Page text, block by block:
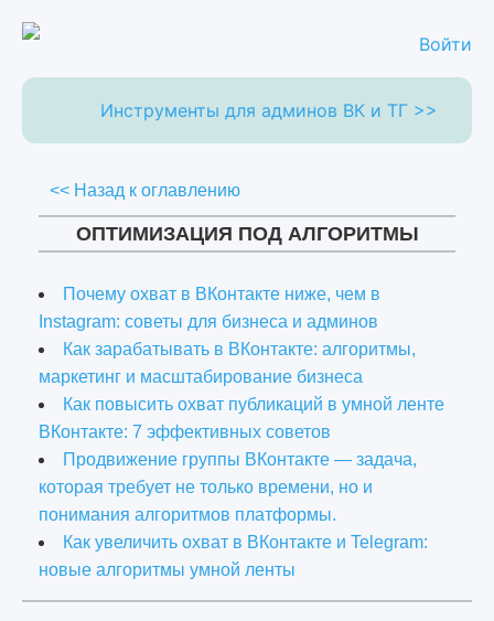
Войти
Инструменты для админов ВК и ТГ >>
<< Назад к оглавлению
ОПТИМИЗАЦИЯ ПОД АЛГОРИТМЫ
Почему охват в ВКонтакте ниже, чем в
Instagram: советы для бизнеса и админов
Как зарабатывать в ВКонтакте: алгоритмы,
маркетинг и масштабирование бизнеса
Как повысить охват публикаций в умной ленте
ВКонтакте: 7 эффективных советов
Продвижение группы ВКонтакте — задача,
которая требует не только времени, но и
понимания алгоритмов платформы.
Как увеличить охват в ВКонтакте и Telegram:
новые алгоритмы умной ленты